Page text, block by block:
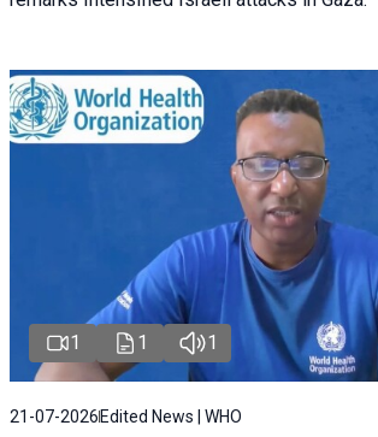
1 1 1
21-07-2026 Edited News | WHO